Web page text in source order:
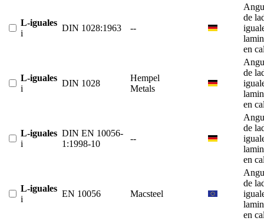
L-iguales
i
DIN 1028:1963 --
de
en
L-iguales
i
DIN 1028
Hempel
Metals
de
en
L-iguales
i
DIN EN 10056-
1:1998-10
--
de
en
L-iguales
i
EN 10056 Macsteel
de
en